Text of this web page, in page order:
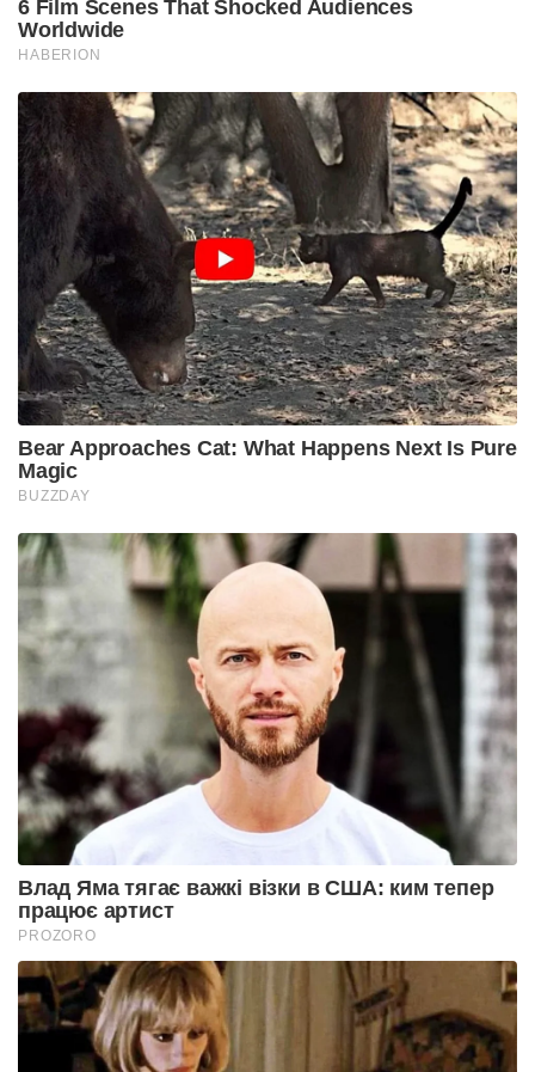
6 Film Scenes That Shocked Audiences
Worldwide
HABERION
Bear Approaches Cat: What Happens Next Is Pure
Magic
BUZZDAY
Влад Яма тягає важкі візки в США: ким тепер
працює артист
PROZORO